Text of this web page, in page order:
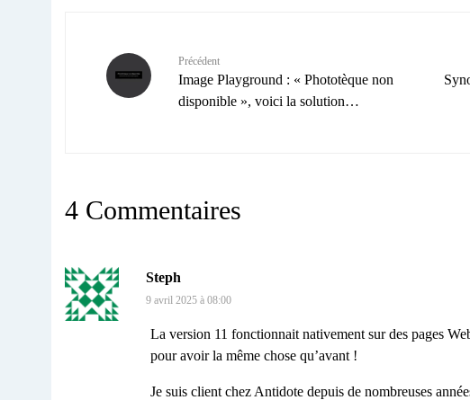
Précédent
Image Playground : « Phototèque non
disponible », voici la solution…
4 Commentaires
Steph
9 avril 2025 à 08:00
La version 11 fonctionnait nativement sur des pages
pour avoir la même chose qu’avant !
Je suis client chez Antidote depuis de nombreuses